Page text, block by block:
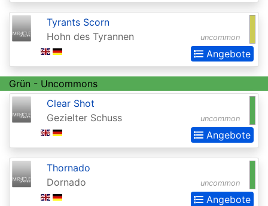
Gate:
Extras
for
Zendikar
Battlebond
Betrayers
of
Kamigawa
uncommon
Tyrants Scorn
Hohn des Tyrannen
Angebote
Grün - Uncommons
uncommon
Clear Shot
Gezielter Schuss
Angebote
uncommon
Thornado
Dornado
Angebote